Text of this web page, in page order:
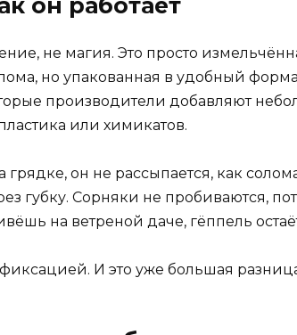
не магия. Это просто
но упакованная в удобный
производители добавляют
или химикатов.
он не рассыпается, как
губку. Сорняки не пробиваются,
на ветреной даче, гёппель
И это уже большая